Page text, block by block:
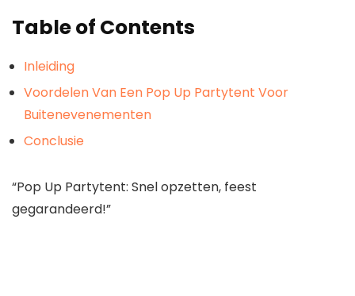
Table of Contents
Inleiding
Voordelen Van Een Pop Up Partytent Voor
Buitenevenementen
Conclusie
“Pop Up Partytent: Snel opzetten, feest
gegarandeerd!”